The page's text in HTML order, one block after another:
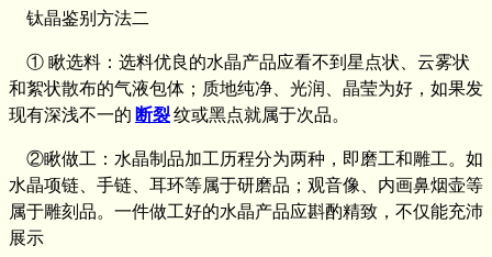
钛晶鉴别方法二
① 瞅选料：选料优良的水晶产品应看不到星点状、云雾状
和絮状散布的气液包体；质地纯净、光润、晶莹为好，如果发
现有深浅不一的 断裂纹或黑点就属于次品。
②瞅做工：水晶制品加工历程分为两种，即磨工和雕工。如
水晶项链、手链、耳环等属于研磨品；观音像、内画鼻烟壶等
属于雕刻品。一件做工好的水晶产品应斟酌精致，不仅能充沛
展示